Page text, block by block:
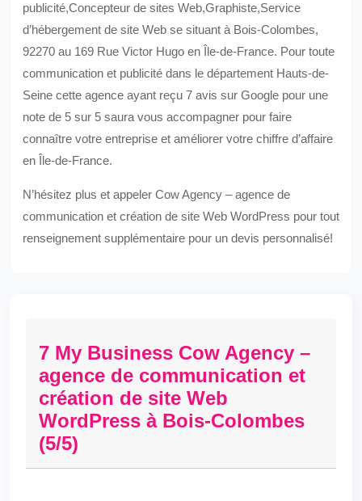
publicité,Concepteur de sites Web,Graphiste,Service
d’hébergement de site Web se situant à Bois-Colombes,
92270 au 169 Rue Victor Hugo en Île-de-France. Pour toute
communication et publicité dans le département Hauts-de-
Seine cette agence ayant reçu 7 avis sur Google pour une
note de 5 sur 5 saura vous accompagner pour faire
connaître votre entreprise et améliorer votre chiffre d’affaire
en Île-de-France.
N’hésitez plus et appeler Cow Agency – agence de
communication et création de site Web WordPress pour tout
renseignement supplémentaire pour un devis personnalisé!
7 My Business Cow Agency –
agence de communication et
création de site Web
WordPress à Bois-Colombes
(5/5)